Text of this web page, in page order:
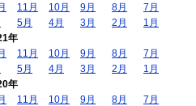
11月 10月 9月 8月
7月
5月 4月 3月 2月
1月
年
11月 10月 9月 8月
7月
5月 4月 3月 2月
1月
年
11月 10月 9月 8月
7月